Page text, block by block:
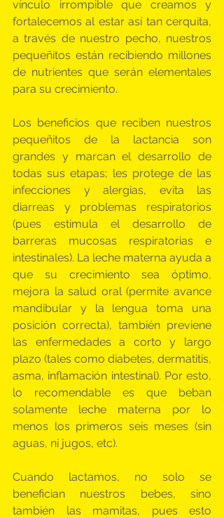
vínculo irrompible que creamos y
fortalecemos al estar así tan cerquita,
a través de nuestro pecho, nuestros
pequeñitos están recibiendo millones
de nutrientes que serán elementales
para su crecimiento.
Los beneficios que reciben nuestros
pequeñitos de la lactancia son
grandes y marcan el desarrollo de
todas sus etapas; les protege de las
infecciones y alergias, evita las
diarreas y problemas respiratorios
(pues estimula el desarrollo de
barreras mucosas respiratorias e
intestinales). La leche materna ayuda a
que su crecimiento sea óptimo,
mejora la salud oral (permite avance
mandibular y la lengua toma una
posición correcta), también previene
las enfermedades a corto y largo
plazo (tales como diabetes, dermatitis,
asma, inflamación intestinal). Por esto,
lo recomendable es que beban
solamente leche materna por lo
menos los primeros seis meses (sin
aguas, ni jugos, etc).
Cuando lactamos, no solo se
benefician nuestros bebes, sino
también las mamitas, pues esto